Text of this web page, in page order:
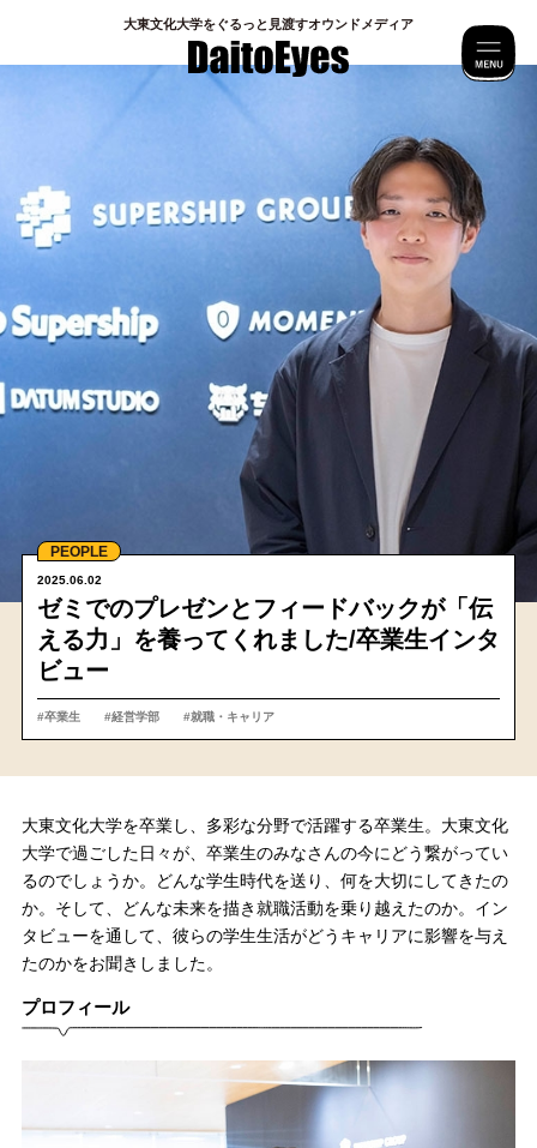
⼤東⽂化⼤学をぐるっと⾒渡すオウンドメディア
PEOPLE
2025.06.02
ゼミでのプレゼンとフィードバックが「伝
える力」を養ってくれました/卒業生インタ
ビュー
#卒業生 #経営学部 #就職・キャリア
大東文化大学を卒業し、多彩な分野で活躍する卒業生。大東文化
大学で過ごした日々が、卒業生のみなさんの今にどう繋がってい
るのでしょうか。どんな学生時代を送り、何を大切にしてきたの
か。そして、どんな未来を描き就職活動を乗り越えたのか。イン
タビューを通して、彼らの学生生活がどうキャリアに影響を与え
たのかをお聞きしました。
プロフィール